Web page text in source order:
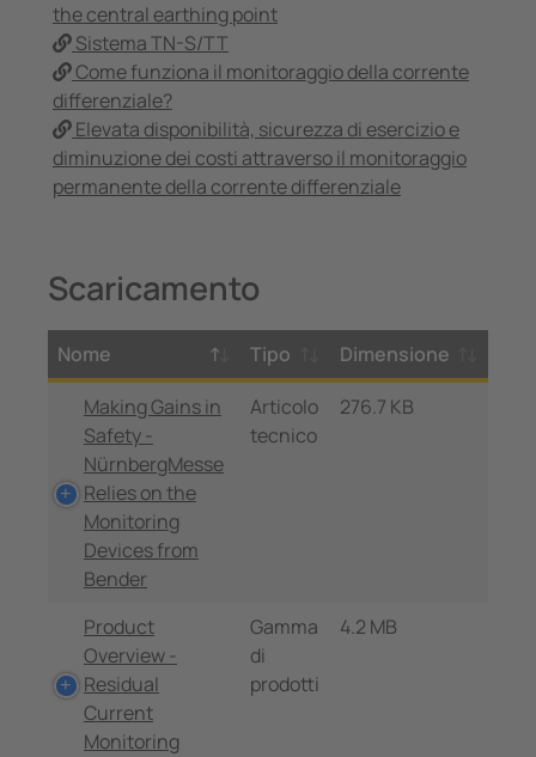
the central earthing point
Sistema TN-S/TT
Come funziona il monitoraggio della corrente
differenziale?
Elevata disponibilità, sicurezza di esercizio e
diminuzione dei costi attraverso il monitoraggio
permanente della corrente differenziale
Scaricamento
Nome Tipo
Dimensione
Making Gains in
Safety -
NürnbergMesse
Relies on the
Monitoring
Devices from
Bender
Articolo
tecnico
276.7 KB
Product
Overview -
Residual
Current
Monitoring
Gamma
di
prodotti
4.2 MB